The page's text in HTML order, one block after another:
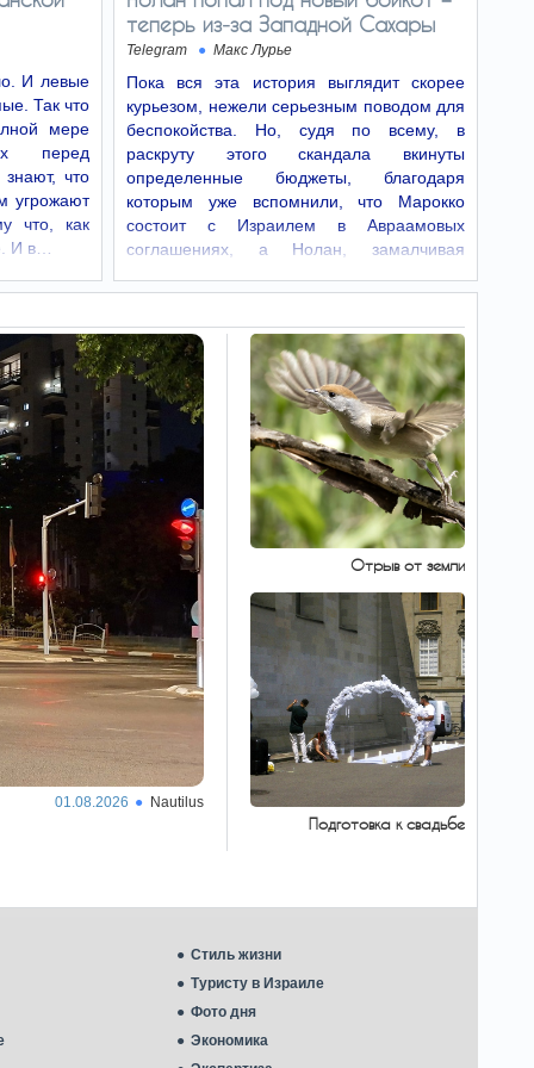
Израиля в Нью-Йорке
распорядился отменить
подписки сотрудников на
Генеральный консул Израиля в Нью-Йорке
Офир Акунис распорядился отменить все
подписки сотрудников консульства на газету
New York Times, сообщает Walla News.
18:26
ТОП-7 привычек,
которые разрушают
любую
привлекательность
Психологи назвали
распространенные привычки, из-за которых
глазах окружающих
18:23
Юниорский
чемпионат Европы по
гандболу. Израильтяне
победили австрийцев
В Белграде продолжается
юниорский чемпионат Европы по гандболу
(спорсмены до 18 лет).
Состоялся
первый выпуск командиров
сухопутных войск по
программе «Эрез»
41 курсант завершил
трехлетнюю подготовку, включавшую
получение первой академической степени,
углубленную военную подготовку, а также
получение командного и боевого опыта.
18:18
Вашингтон нажал
на паузу: США настойчиво
попросили Израиль
сбавить обороты в
практически остановила
экспорт иранской нефти
морская блокада США практически
парализовала экспорт иранской нефти. Об
И левые
Так что
мере
перед
что
угрожают
что, как
И в…
теперь из‑за Западной Сахары
Telegram Макс Лурье
Пока вся эта история выглядит скорее
курьезом, нежели серьезным поводом для
беспокойства. Но, судя по всему, в
раскруту этого скандала вкинуты
определенные бюджеты, благодаря
которым уже вспомнили, что Марокко
состоит с Израилем в Авраамовых
соглашениях, а Нолан, замалчивая
01.08.2026 Nautilus
Отрыв от земли
Подготовка к свадьбе
Стиль жизни
Туристу в Израиле
Фото дня
Экономика